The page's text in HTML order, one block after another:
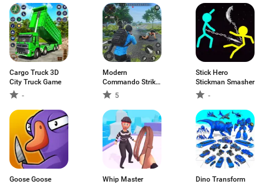
Cargo Truck 3D
City Truck Game
-
Modern
Commando Strike-
Mission
5
Stick Hero
Stickman Smasher
-
Goose Goose
Whip Master
Dino Transform